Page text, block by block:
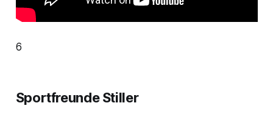
6
Sportfreunde Stiller